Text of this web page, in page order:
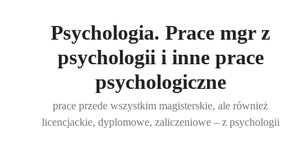
Psychologia. Prace mgr z
psychologii i inne prace
psychologiczne
prace przede wszystkim magisterskie, ale również
licencjackie, dyplomowe, zaliczeniowe – z psychologii